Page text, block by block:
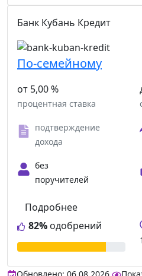
Банк Кубань Кредит
По-семейному
от 5,00 %
процентная ставка
подтверждение
дохода
без
поручителей
82% одобрений
Подробнее